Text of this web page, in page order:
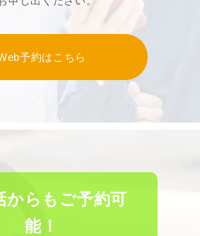
予約はこちら
からもご予約可
能！